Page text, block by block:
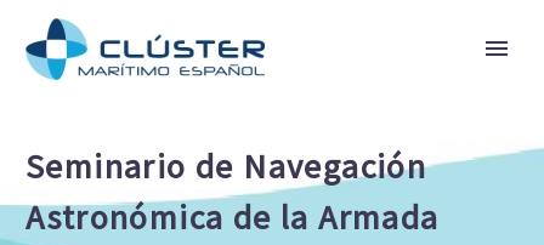
Seminario de Navegación
Astronómica de la Armada